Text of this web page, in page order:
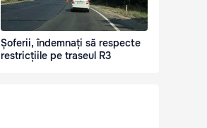
Șoferii, îndemnați să respecte
restricțiile pe traseul R3